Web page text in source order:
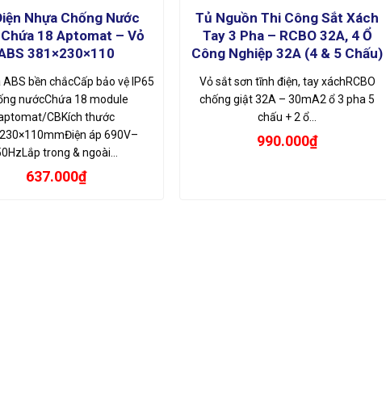
Nhựa Chống Nước
18 Aptomat – Vỏ
381×230×110
bền chắcCấp bảo vệ IP65
nướcChứa 18 module
CBKích thước
áp 690V–
trong & ngoài…
637.000₫
Tủ Nguồn Thi Công Sắt Xách
Tay 3 Pha – RCBO 32A, 4 Ổ
Công Nghiệp 32A (4 & 5 Chấu)
Vỏ sắt sơn tĩnh điện, tay xáchRCBO
chống giật 32A – 30mA2 ổ 3 pha 5
chấu + 2 ổ…
990.000₫